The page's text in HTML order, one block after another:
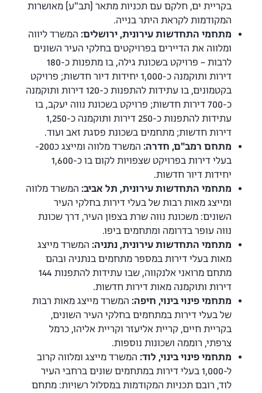
בקריית ים, חלקם עם תכניות מתאר (תב"ע) מאושרות
המקודמות לקראת היתר בנייה.
מתחמי התחדשות עירונית, ירושלים: המשרד ליווה
ומלווה את הדיירים בפרויקטים בחלקי העיר השונים
לרבות – פרויקט בשכונת גילה, בו מתפנות כ-180
דירות ותוקמנה כ-1,000 יחידות דיור חדשות; פרויקט
בקטמונים, בו עתידות להתפנות כ-120 דירות ותוקמנה
כ-700 דירות חדשות; פרויקט בשכונת נווה יעקב, בו
עתידות להתפנות כ-250 דירות ותוקמנה כ-1,250
דירות חדשות; מתחמים בשכונת פסגת זאב ועוד.
מתחם רמב"ם, חדרה:
המשרד מלווה ומייצג כ200-
בעלי דירות בפרויקט שצפויות לקום בו כ-1,600
יחידות דיור חדשות.
מתחמי התחדשות עירונית, תל אביב: המשרד מלווה
ומייצג מאות רבות של בעלי דירות בחלקי העיר
השונים: משכונת נווה שרת בצפון העיר, דרך שכונת
נווה עופר בדרומה ומתחמים ביפו.
מתחמי התחדשות עירונית, נתניה: המשרד מייצג
מאות בעלי דירות במספר מתחמים בנתניה ובהם
מתחם מרואני אלנקווה, שבו עתידות להתפנות 144
דירות ותוקמנה מאות דירות חדשות.
מתחמי פינוי בינוי, חיפה: המשרד מייצג מאות רבות
של בעלי דירות במתחמים בחלקי העיר השונים,
בקריית חיים, קריית אליעזר וקריית אליהו, כרמל
צרפתי, רוממה ושכונות נוספות.
מתחמי פינוי בינוי, לוד: המשרד מייצג ומלווה קרוב
ל-1,000 בעלי דירות במתחמים שונים ברחבי העיר
לוד, רובם תכניות המקודמות במסלול רשויות: מתחם